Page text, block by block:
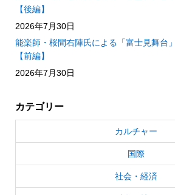
【後編】
2026年7月30日
能楽師・桜間右陣氏による「富士見舞台
【前編】
2026年7月30日
カテゴリー
カルチャー
国際
社会・経済